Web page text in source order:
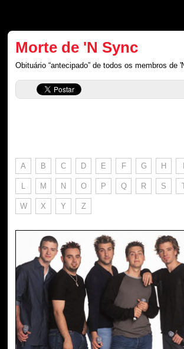
Morte de 'N Sync
Obituário “antecipado” de todos os membros de
A B C D E F G H I
L M N O P Q R S
W X Y Z